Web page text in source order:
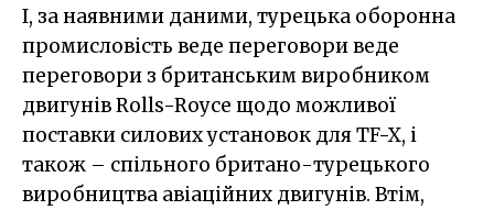
І, за наявними даними, турецька оборонна
промисловість веде переговори веде
переговори з британським виробником
двигунів Rolls-Royce щодо можливої
поставки силових установок для TF-X, і
також – спільного британо-турецького
виробництва авіаційних двигунів. Втім,